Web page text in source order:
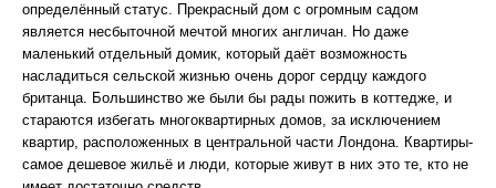
определённый статус. Прекрасный дом с огромным садом
является несбыточной мечтой многих англичан. Но даже
маленький отдельный домик, который даёт возможность
насладиться сельской жизнью очень дорог сердцу каждого
британца. Большинство же были бы рады пожить в коттедже, и
стараются избегать многоквартирных домов, за исключением
квартир, расположенных в центральной части Лондона. Квартиры-
самое дешевое жильё и люди, которые живут в них это те, кто не